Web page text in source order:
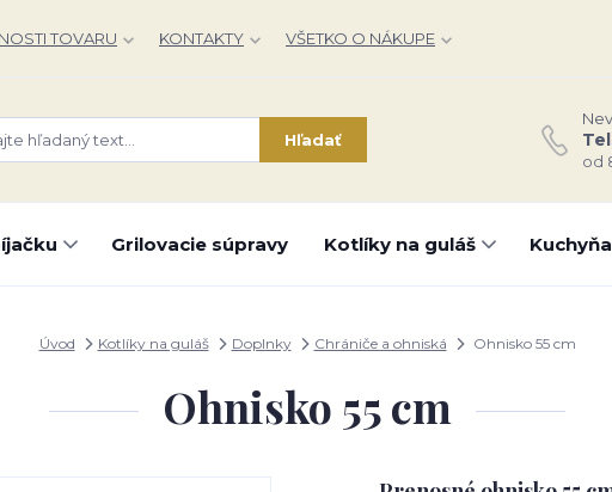
TOVARU KONTAKTY VŠETKO O NÁKUPE
Hľadať
od
Grilovacie súpravy Kotlíky na guláš
Úvod Kotlíky na guláš Doplnky Chrániče a ohniská Ohnisko 55 cm
Ohnisko 55 cm